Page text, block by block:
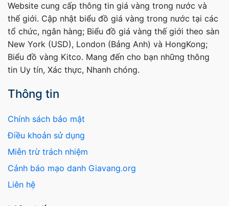
Website cung cấp thông tin giá vàng trong nước và
thế giới. Cập nhật biểu đồ giá vàng trong nước tại các
tổ chức, ngân hàng; Biểu đồ giá vàng thế giới theo sàn
New York (USD), London (Bảng Anh) và HongKong;
Biểu đồ vàng Kitco. Mang đến cho bạn những thông
tin Uy tín, Xác thực, Nhanh chóng.
Thông tin
Chính sách bảo mật
Điều khoản sử dụng
Miễn trừ trách nhiệm
Cảnh báo mạo danh Giavang.org
Liên hệ